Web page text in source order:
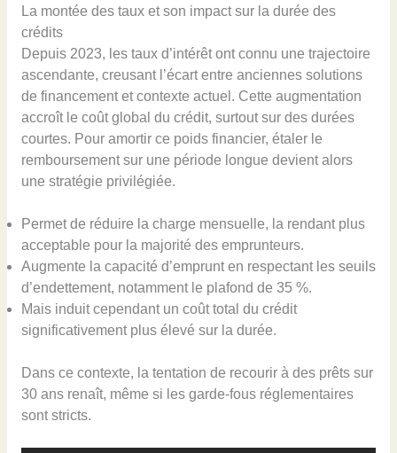
La montée des taux et son impact sur la durée des
crédits
Depuis 2023, les taux d’intérêt ont connu une trajectoire
ascendante, creusant l’écart entre anciennes solutions
de financement et contexte actuel. Cette augmentation
accroît le coût global du crédit, surtout sur des durées
courtes. Pour amortir ce poids financier, étaler le
remboursement sur une période longue devient alors
une stratégie privilégiée.
Permet de réduire la charge mensuelle, la rendant plus
acceptable pour la majorité des emprunteurs.
Augmente la capacité d’emprunt en respectant les seuils
d’endettement, notamment le plafond de 35 %.
Mais induit cependant un coût total du crédit
significativement plus élevé sur la durée.
Dans ce contexte, la tentation de recourir à des prêts sur
30 ans renaît, même si les garde-fous réglementaires
sont stricts.